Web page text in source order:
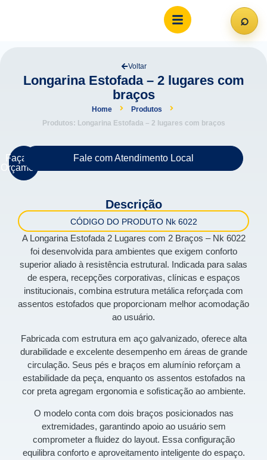
⌕
Voltar
Longarina Estofada – 2 lugares com
braços
Home
Produtos
Produtos: Longarina Estofada – 2 lugares com braços
Faça um
Orçamento
Fale com Atendimento Local
Descrição
CÓDIGO DO PRODUTO Nk 6022
A Longarina Estofada 2 Lugares com 2 Braços – Nk 6022
foi desenvolvida para ambientes que exigem conforto
superior aliado à resistência estrutural. Indicada para salas
de espera, recepções corporativas, clínicas e espaços
institucionais, combina estrutura metálica reforçada com
assentos estofados que proporcionam melhor acomodação
ao usuário.
Fabricada com estrutura em aço galvanizado, oferece alta
durabilidade e excelente desempenho em áreas de grande
circulação. Seus pés e braços em alumínio reforçam a
estabilidade da peça, enquanto os assentos estofados na
cor preta agregam ergonomia e sofisticação ao ambiente.
O modelo conta com dois braços posicionados nas
extremidades, garantindo apoio ao usuário sem
comprometer a fluidez do layout. Essa configuração
equilibra conforto e aproveitamento inteligente do espaço.